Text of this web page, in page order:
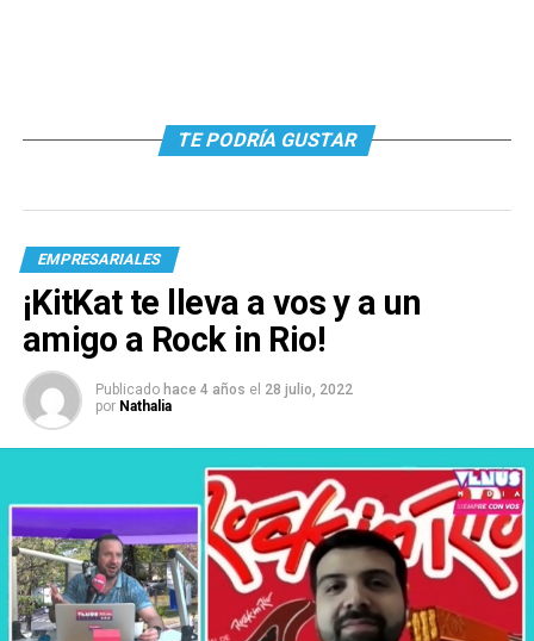
TE PODRÍA GUSTAR
EMPRESARIALES
¡KitKat te lleva a vos y a un
amigo a Rock in Rio!
Publicado hace 4 años el 28 julio, 2022
por Nathalia